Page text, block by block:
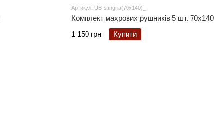
Артикул: UB-sangria(70x140)_
Комплект махрових рушників 5 шт. 70x140
1 150 грн
Купити